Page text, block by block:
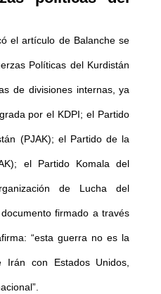
el artículo de Balanche se
Políticas del Kurdistán
de divisiones internas, ya
por el KDPI; el Partido
(PJAK); el Partido de la
el Partido Komala del
de Lucha del
firmado a través
“esta guerra no es la
con Estados Unidos,